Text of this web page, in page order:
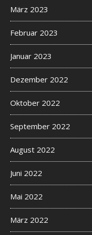
März 2023
Februar 2023
Januar 2023
Dezember 2022
Oktober 2022
September 2022
August 2022
Juni 2022
Mai 2022
März 2022